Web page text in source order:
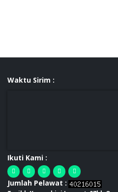
Waktu Sirim :
Ikuti Kami :
Jumlah Pelawat :